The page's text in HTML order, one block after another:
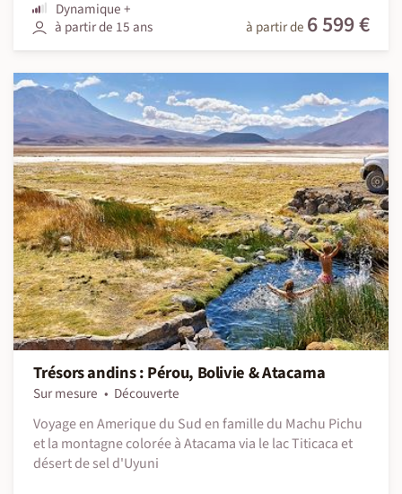
Dynamique +
à partir de 15 ans
à partir de 6 599 €
Trésors andins : Pérou, Bolivie & Atacama
Sur mesure
Découverte
Voyage en Amerique du Sud en famille du Machu Pichu
et la montagne colorée à Atacama via le lac Titicaca et
désert de sel d'Uyuni